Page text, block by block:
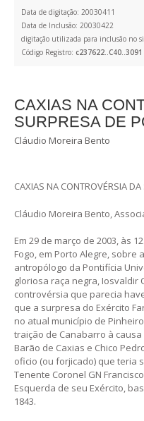
Data de digitação: 20030411
Data de Inclusão: 20030422
digitação utilizada para inclusão no
Código Registro: c237622..C40..3091
CAXIAS NA
SURPRESA DE
Cláudio Moreira Bento
CAXIAS NA CONTROVÉRSIA
Cláudio Moreira Bento,
Em 29 de março de 2003, às
Fogo, em Porto Alegre, sobre
antropólogo da Pontifícia
gloriosa raça negra, Iosvaldir
controvérsia que parecia
que a surpresa do Exército
no atual município de
traição de Canabarro à
Barão de Caxias e Chico
oficio (ou forjicado) que teria
Tenente Coronel GN
Esquerda de seu Exército,
1843.